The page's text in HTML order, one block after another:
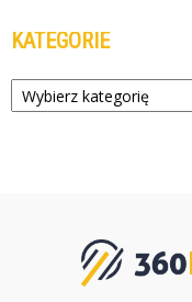
KATEGORIE
Kategorie